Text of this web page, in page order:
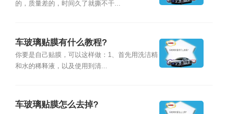
的，质量差的，时间久了就撕不干...
车玻璃贴膜有什么教程?
你要是自己贴膜，可以这样做：1、首先用洗洁精
和水的稀释液，以及使用到清...
车玻璃贴膜怎么去掉?